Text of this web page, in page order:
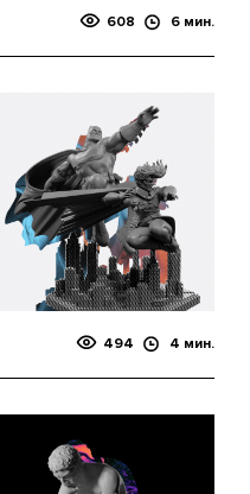
608 6 мин.
494 4 мин.